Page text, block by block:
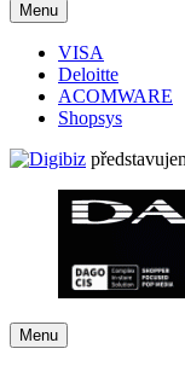
Menu
VISA
Deloitte
ACOMWARE
Shopsys
Menu